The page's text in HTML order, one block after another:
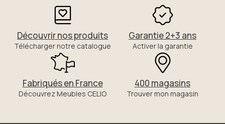
Découvrir nos produits
Télécharger notre catalogue
Garantie 2+3 ans
Activer la garantie
Fabriqués en France
Découvrez Meubles CELIO
400 magasins
Trouver mon magasin